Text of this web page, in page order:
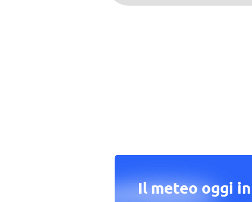
Il meteo oggi in